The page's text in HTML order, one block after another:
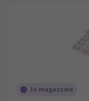
In magazzino